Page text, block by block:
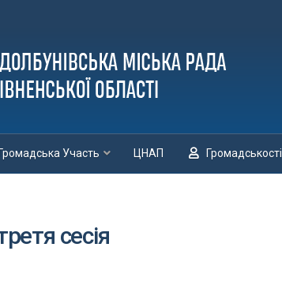
Участь ЦНАП Громадськості
сесія